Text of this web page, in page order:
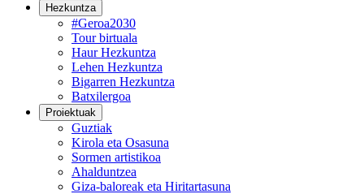
Hezkuntza
#Geroa2030
Tour birtuala
Haur Hezkuntza
Lehen Hezkuntza
Bigarren Hezkuntza
Batxilergoa
Proiektuak
Guztiak
Kirola eta Osasuna
Sormen artistikoa
Ahalduntzea
Giza-baloreak eta Hiritartasuna